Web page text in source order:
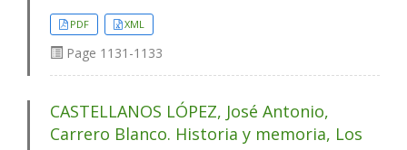
PDF XML
Page 1131-1133
CASTELLANOS LÓPEZ, José Antonio,
Carrero Blanco. Historia y memoria, Los